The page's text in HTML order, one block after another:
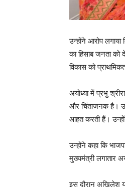
उन्होंने आरोप
का हिसाब जनता को
विकास को
अयोध्या में प्रभु
और चिंताजनक है।
आहत करती हैं।
उन्होंने कहा कि
मुख्यमंत्री लगातार
इस दौरान अखिलेश